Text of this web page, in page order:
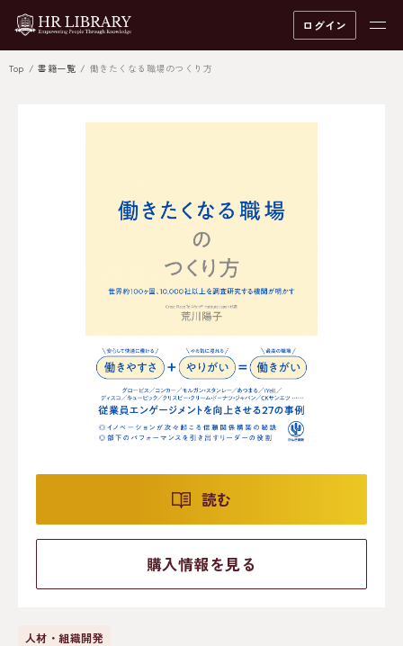
ログイン
Top 書籍一覧 働きたくなる職場のつくり方
読む
購入情報を見る
人材・組織開発